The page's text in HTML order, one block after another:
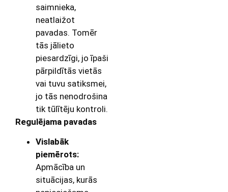
saimnieka,
neatlaižot
pavadas. Tomēr
tās jālieto
piesardzīgi, jo īpaši
pārpildītās vietās
vai tuvu satiksmei,
jo tās nenodrošina
tik tūlītēju kontroli.
Regulējama pavadas
Vislabāk
piemērots:
Apmācība un
situācijas, kurās